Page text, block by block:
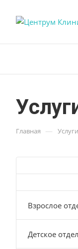
Главная — Услуги
Взрослое
Детское